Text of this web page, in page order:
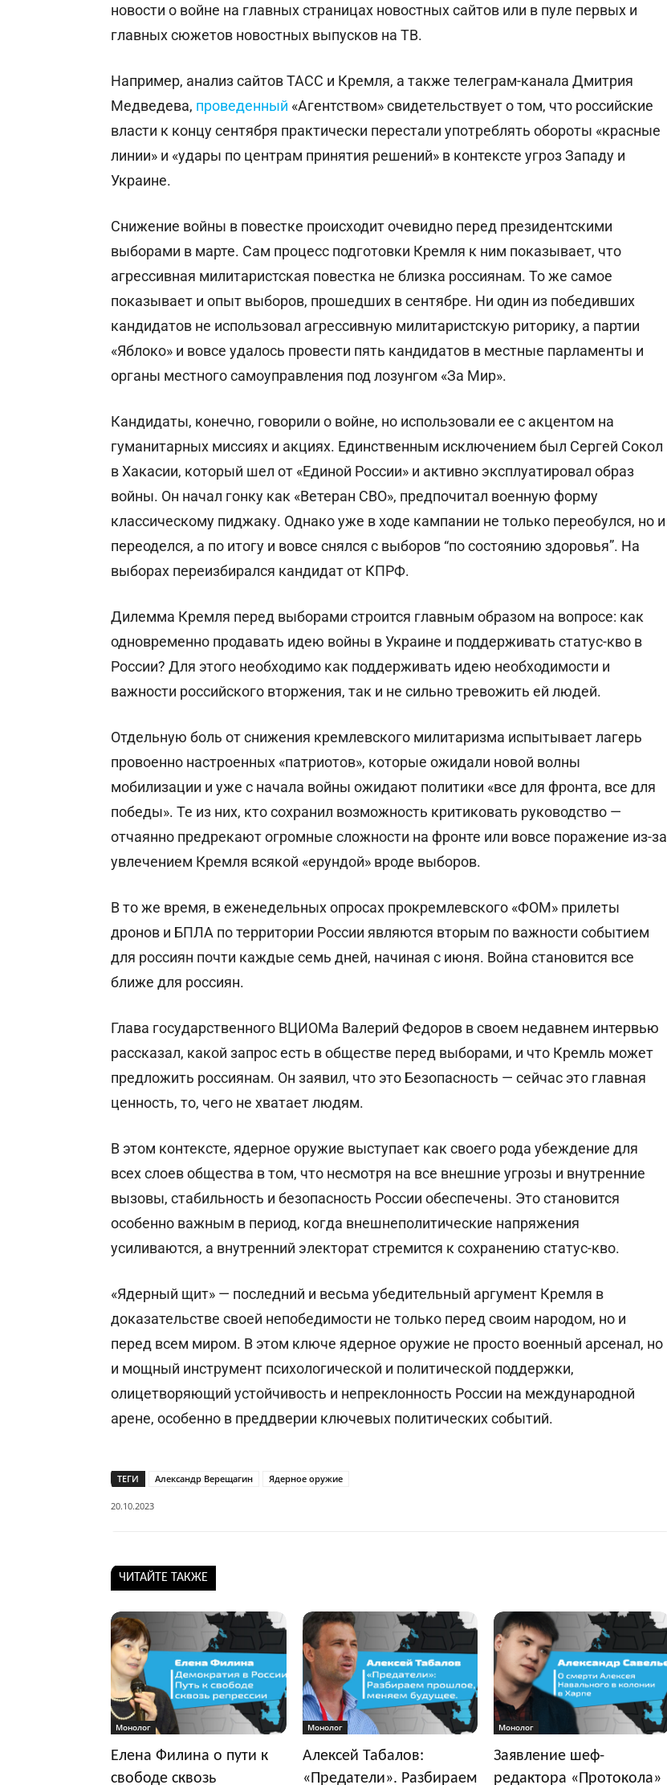
новости о войне на главных страницах новостных сайтов или в пуле первых и
главных сюжетов новостных выпусков на ТВ.
Например, анализ сайтов ТАСС и Кремля, а также телеграм-канала Дмитрия
Медведева, проведенный «Агентством» свидетельствует о том, что российские
власти к концу сентября практически перестали употреблять обороты «красные
линии» и «удары по центрам принятия решений» в контексте угроз Западу и
Украине.
Снижение войны в повестке происходит очевидно перед президентскими
выборами в марте. Сам процесс подготовки Кремля к ним показывает, что
агрессивная милитаристская повестка не близка россиянам. То же самое
показывает и опыт выборов, прошедших в сентябре. Ни один из победивших
кандидатов не использовал агрессивную милитаристскую риторику, а партии
«Яблоко» и вовсе удалось провести пять кандидатов в местные парламенты и
органы местного самоуправления под лозунгом «За Мир».
Кандидаты, конечно, говорили о войне, но использовали ее с акцентом на
гуманитарных миссиях и акциях. Единственным исключением был Сергей Сокол
в Хакасии, который шел от «Единой России» и активно эксплуатировал образ
войны. Он начал гонку как «Ветеран СВО», предпочитал военную форму
классическому пиджаку. Однако уже в ходе кампании не только переобулся, но и
переоделся, а по итогу и вовсе снялся с выборов “по состоянию здоровья”. На
выборах переизбирался кандидат от КПРФ.
Дилемма Кремля перед выборами строится главным образом на вопросе: как
одновременно продавать идею войны в Украине и поддерживать статус-кво в
России? Для этого необходимо как поддерживать идею необходимости и
важности российского вторжения, так и не сильно тревожить ей людей.
Отдельную боль от снижения кремлевского милитаризма испытывает лагерь
провоенно настроенных «патриотов», которые ожидали новой волны
мобилизации и уже с начала войны ожидают политики «все для фронта, все для
победы». Те из них, кто сохранил возможность критиковать руководство —
отчаянно предрекают огромные сложности на фронте или вовсе поражение из-за
увлечением Кремля всякой «ерундой» вроде выборов.
В то же время, в еженедельных опросах прокремлевского «ФОМ» прилеты
дронов и БПЛА по территории России являются вторым по важности событием
для россиян почти каждые семь дней, начиная с июня. Война становится все
ближе для россиян.
Глава государственного ВЦИОМа Валерий Федоров в своем недавнем интервью
рассказал, какой запрос есть в обществе перед выборами, и что Кремль может
предложить россиянам. Он заявил, что это Безопасность — сейчас это главная
ценность, то, чего не хватает людям.
В этом контексте, ядерное оружие выступает как своего рода убеждение для
всех слоев общества в том, что несмотря на все внешние угрозы и внутренние
вызовы, стабильность и безопасность России обеспечены. Это становится
особенно важным в период, когда внешнеполитические напряжения
усиливаются, а внутренний электорат стремится к сохранению статус-кво.
«Ядерный щит» — последний и весьма убедительный аргумент Кремля в
доказательстве своей непобедимости не только перед своим народом, но и
перед всем миром. В этом ключе ядерное оружие не просто военный арсенал, но
и мощный инструмент психологической и политической поддержки,
олицетворяющий устойчивость и непреклонность России на международной
арене, особенно в преддверии ключевых политических событий.
ТЕГИ Александр Верещагин Ядерное оружие
20.10.2023
ЧИТАЙТЕ ТАКЖЕ
Монолог
Елена Филина о пути к
свободе сквозь
Монолог
Алексей Табалов:
«Предатели». Разбираем
Монолог
Заявление шеф-
редактора «Протокола»